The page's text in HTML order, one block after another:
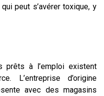
peut s’avérer toxique, y
prêts à l’emploi existent
L’entreprise d’origine
avec des magasins